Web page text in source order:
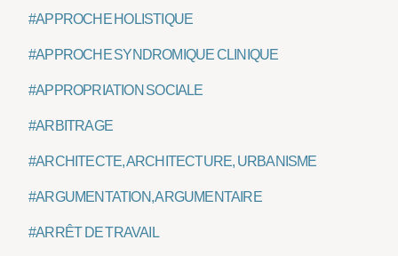
#APPROCHE HOLISTIQUE
#APPROCHE SYNDROMIQUE CLINIQUE
#APPROPRIATION SOCIALE
#ARBITRAGE
#ARCHITECTE, ARCHITECTURE, URBANISME
#ARGUMENTATION, ARGUMENTAIRE
#ARRÊT DE TRAVAIL